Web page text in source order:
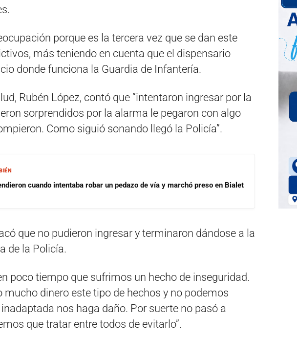
porque es la tercera vez que se dan este
más teniendo en cuenta que el dispensario
donde funciona la Guardia de Infantería.
Rubén López, contó que “intentaron ingresar por la
sorprendidos por la alarma le pegaron con algo
Como siguió sonando llegó la Policía”.
cuando intentaba robar un pedazo de vía y marchó preso en Bialet
que no pudieron ingresar y terminaron dándose a la
de la Policía.
poco tiempo que sufrimos un hecho de inseguridad.
mucho dinero este tipo de hechos y no podemos
nos haga daño. Por suerte no pasó a
que tratar entre todos de evitarlo”.